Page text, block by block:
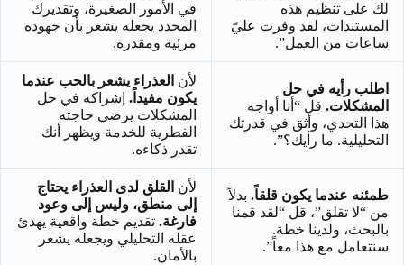
لك على تنظيم هذه
المستندات، لقد وفرت عليّ
ساعات من العمل”.
في الأمور الصغيرة، وتقديرك
المحدد يجعله يشعر بأن جهوده
مرئية ومقدرة.
اطلب رأيه في حل
المشكلات. قل “أنا أواجه
هذا التحدي، وأثق في قدرتك
التحليلية. ما رأيك؟”.
لأن العذراء يشعر بالحب عندما
يكون مفيداً. إشراكه في حل
المشكلات يرضي حاجته
الفطرية للخدمة ويظهر أنك
تقدر ذكاءه.
طمئنه عندما يكون قلقاً. بدلاً
من “لا تقلق”، قل “لقد قمنا
بالبحث، ولدينا خطة.
سنتعامل مع هذا معاً”.
لأن القلق لدى العذراء يحتاج
إلى منطق، وليس إلى وعود
فارغة. تقديم خطة واقعية يهدئ
عقله التحليلي ويجعله يشعر
بالأمان.